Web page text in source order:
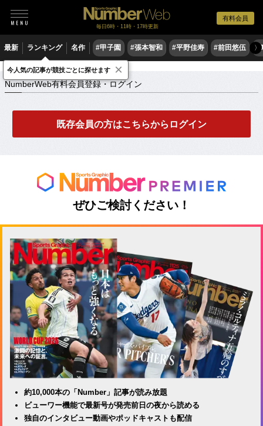
有料会員
毎日6時・11時・17時更新
最新 ランキング 名作 #甲子園 #張本智和 #平野佳寿 #前田悠伍 〉
NumberWeb有料会員登録・ログイン
NumberWeb有料会員登録・ログイン
既存会員の方はこちらからログイン
ぜひご検討ください！
約10,000本の「Number」記事が読み放題
ビューワー機能で最新号が発売前日の夜から読める
独自のインタビュー動画やポッドキャストも配信
今人気の記事が競技ごとに探せます ×